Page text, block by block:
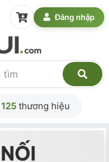
Đăng nhập
125 thương hiệu